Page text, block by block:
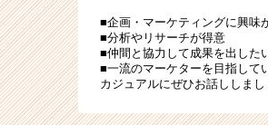
■企画・マーケティングに興味
■分析やリサーチが得意
■仲間と協力して成果を出した
■一流のマーケターを目指して
カジュアルにぜひお話ししま